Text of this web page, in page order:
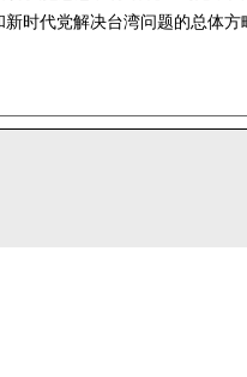
时代党解决台湾问题的总体